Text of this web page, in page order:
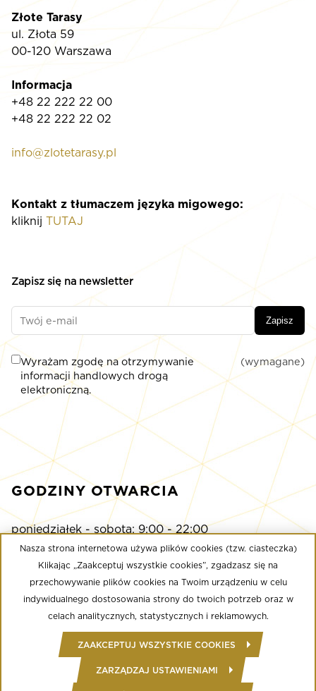
Złote Tarasy
ul. Złota 59
00-120 Warszawa
Informacja
+48 22 222 22 00
+48 22 222 22 02
info@zlotetarasy.pl
Kontakt z tłumaczem języka migowego:
kliknij TUTAJ
Zapisz się na newsletter
Zapisz
Wyrażam zgodę na otrzymywanie
informacji handlowych drogą
elektroniczną.
(wymagane)
GODZINY OTWARCIA
poniedziałek - sobota: 9:00 - 22:00
niedziela: 9:00 - 21:00
Multikino
poniedziałek - niedziela: 9:00 - do ostatniego seansu
Well Fitness
poniedziałek - niedziela: 24/7
Nasza strona internetowa używa plików cookies (tzw. ciasteczka)
Klikając „Zaakceptuj wszystkie cookies”, zgadzasz się na
przechowywanie plików cookies na Twoim urządzeniu w celu
indywidualnego dostosowania strony do twoich potrzeb oraz w
celach analitycznych, statystycznych i reklamowych.
ZAAKCEPTUJ WSZYSTKIE COOKIES
ZARZĄDZAJ USTAWIENIAMI